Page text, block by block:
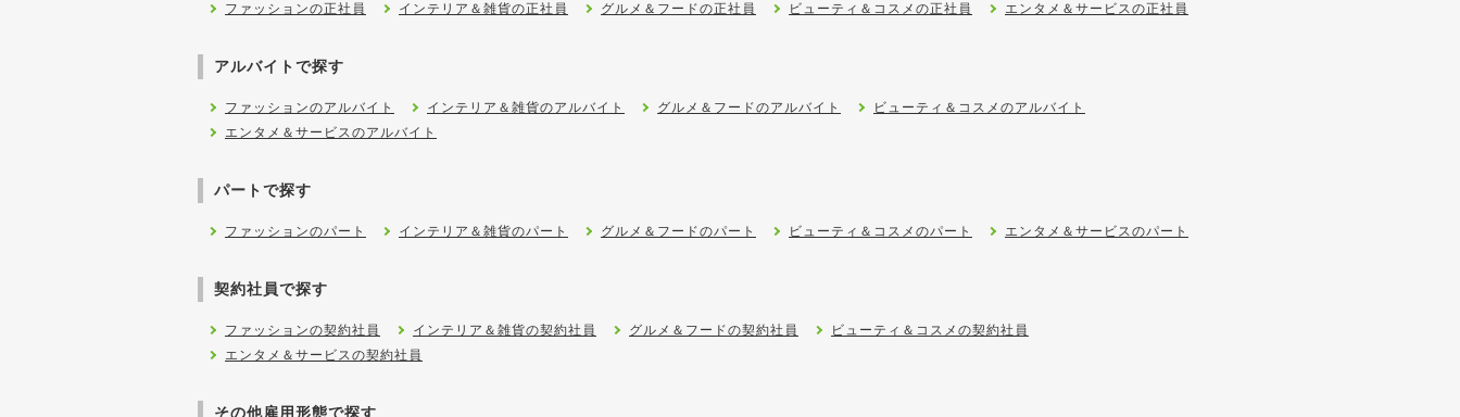
ファッションの正社員 インテリア＆雑貨の正社員 グルメ＆フードの正社員 ビューティ＆コスメの正社員 エンタメ＆サービスの正社員
アルバイトで探す
ファッションのアルバイト インテリア＆雑貨のアルバイト グルメ＆フードのアルバイト
ビューティ＆コスメのアルバイト
エンタメ＆サービスのアルバイト
パートで探す
ファッションのパート インテリア＆雑貨のパート グルメ＆フードのパート ビューティ＆コスメのパート エンタメ＆サービスのパート
契約社員で探す
ファッションの契約社員 インテリア＆雑貨の契約社員 グルメ＆フードの契約社員
ビューティ＆コスメの契約社員
エンタメ＆サービスの契約社員
その他雇用形態で探す